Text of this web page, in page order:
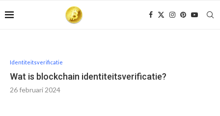
Identiteitsverificatie
Wat is blockchain identiteitsverificatie?
26 februari 2024